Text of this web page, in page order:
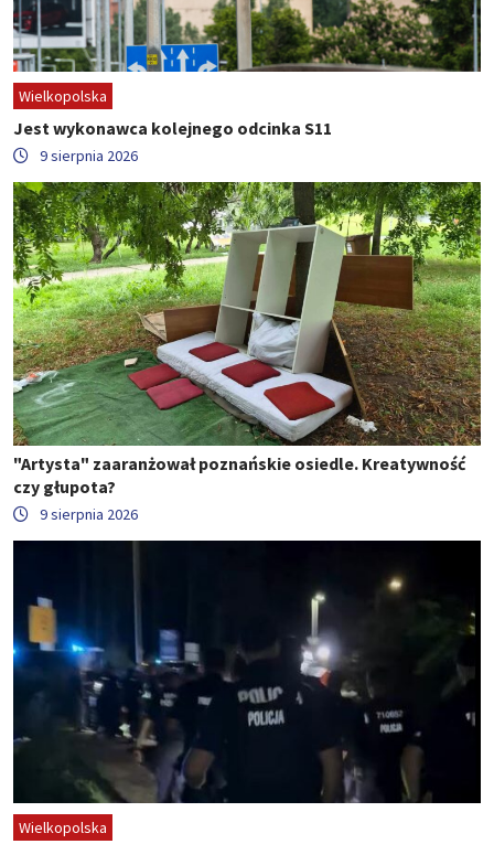
Wielkopolska
Jest wykonawca kolejnego odcinka S11
9 sierpnia 2026
"Artysta" zaaranżował poznańskie osiedle. Kreatywność
czy głupota?
9 sierpnia 2026
Wielkopolska